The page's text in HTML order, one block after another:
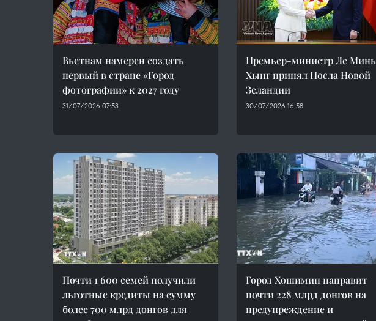
Вьетнам намерен создать
первый в стране «Город
фотографии» к 2027 году
31/07/2026 07:53
Премьер-министр Ле Минь
Хынг принял Посла Новой
Зеландии
30/07/2026 16:58
Почти 1 600 семей получили
льготные кредиты на сумму
более 700 млрд донгов для
Город Хошимин направит
почти 228 млрд донгов на
предупреждение и